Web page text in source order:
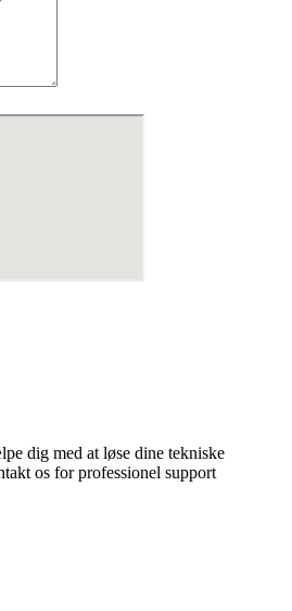
dig med at løse dine tekniske
os for professionel support